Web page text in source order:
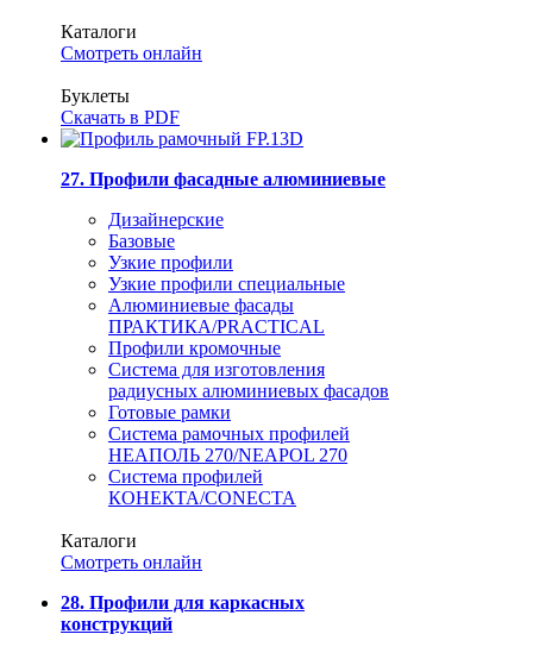
Каталоги
Смотреть онлайн
Буклеты
Скачать в PDF
27. Профили фасадные алюминиевые
Дизайнерские
Базовые
Узкие профили
Узкие профили специальные
Алюминиевые фасады
ПРАКТИКА/PRACTICAL
Профили кромочные
Система для изготовления
радиусных алюминиевых фасадов
Готовые рамки
Система рамочных профилей
НЕАПОЛЬ 270/NEAPOL 270
Система профилей
КОНЕКТА/CONECTA
Каталоги
Смотреть онлайн
28. Профили для каркасных
конструкций